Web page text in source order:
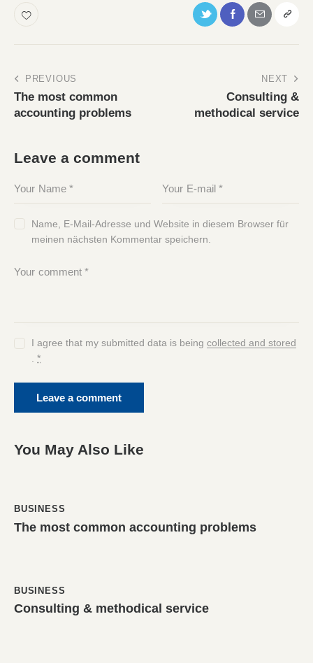
PREVIOUS
The most common
accounting problems
NEXT
Consulting &
methodical service
Leave a comment
Name, E-Mail-Adresse und Website in diesem Browser für
meinen nächsten Kommentar speichern.
I agree that my submitted data is beingcollected and stored
.*
You May Also Like
BUSINESS
The most common accounting problems
BUSINESS
Consulting & methodical service